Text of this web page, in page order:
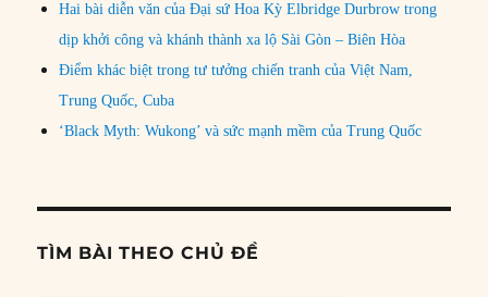
Hai bài diễn văn của Đại sứ Hoa Kỳ Elbridge Durbrow trong
dịp khởi công và khánh thành xa lộ Sài Gòn – Biên Hòa
Điểm khác biệt trong tư tưởng chiến tranh của Việt Nam,
Trung Quốc, Cuba
‘Black Myth: Wukong’ và sức mạnh mềm của Trung Quốc
TÌM BÀI THEO CHỦ ĐỀ